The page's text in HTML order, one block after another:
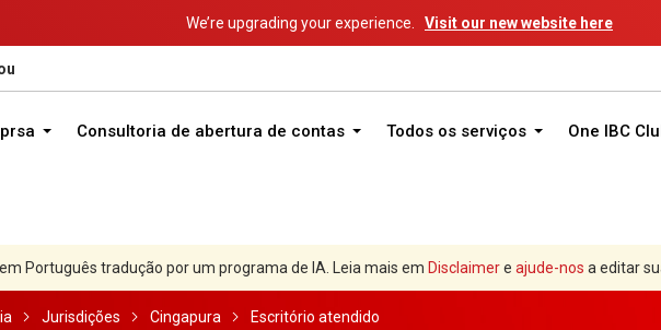
We’re upgrading your experience. Visit our new website here
Consultoria de abertura de contas Todos os serviços One IBC
Português tradução por um programa de IA. Leia mais em Disclaimere ajude-nos a editar
Jurisdições Cingapura Escritório atendido